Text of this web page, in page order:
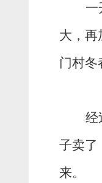
一
大，再
门村冬
经
子卖了
来。